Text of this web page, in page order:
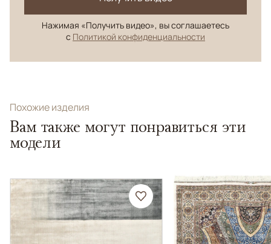
Нажимая «Получить видео», вы соглашаетесь
с Политикой конфиденциальности
Похожие изделия
Вам также могут понравиться эти
модели